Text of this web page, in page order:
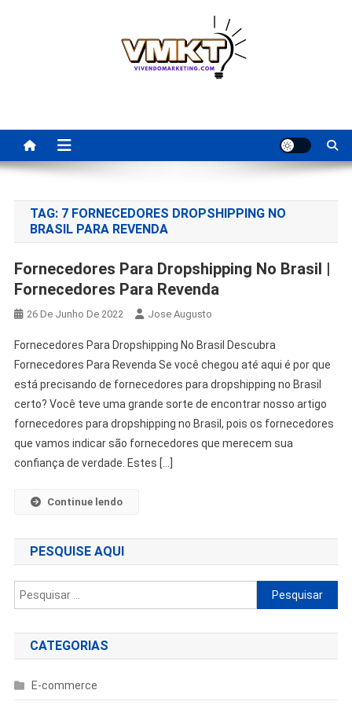
Para Revenda | Vivendo
Marketing
TAG: 7 FORNECEDORES DROPSHIPPING NO
BRASIL PARA REVENDA
Fornecedores Para Dropshipping No Brasil |
Fornecedores Para Revenda
26 De Junho De 2022 Jose Augusto
Fornecedores Para Dropshipping No Brasil Descubra
Fornecedores Para Revenda Se você chegou até aqui é por que
está precisando de fornecedores para dropshipping no Brasil
certo? Você teve uma grande sorte de encontrar nosso artigo
fornecedores para dropshipping no Brasil, pois os fornecedores
que vamos indicar são fornecedores que merecem sua
confiança de verdade. Estes […]
Continue lendo
PESQUISE AQUI
Pesquisar
por:
CATEGORIAS
E-commerce